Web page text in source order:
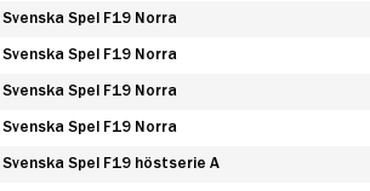
Svenska Spel F19 Norra
Svenska Spel F19 Norra
Svenska Spel F19 Norra
Svenska Spel F19 Norra
Svenska Spel F19 höstserie A